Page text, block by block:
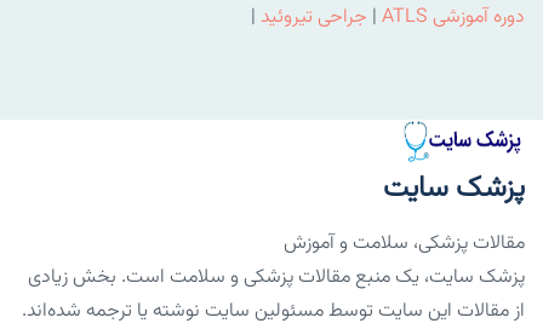
دوره آموزشی ATLS | جراحی تیروئید |
پزشک سایت
مقالات پزشکی، سلامت و آموزش
پزشک سایت، یک منبع مقالات پزشکی و سلامت است. بخش زیادی
از مقالات این سایت توسط مسئولین سایت نوشته یا ترجمه شده‌اند.